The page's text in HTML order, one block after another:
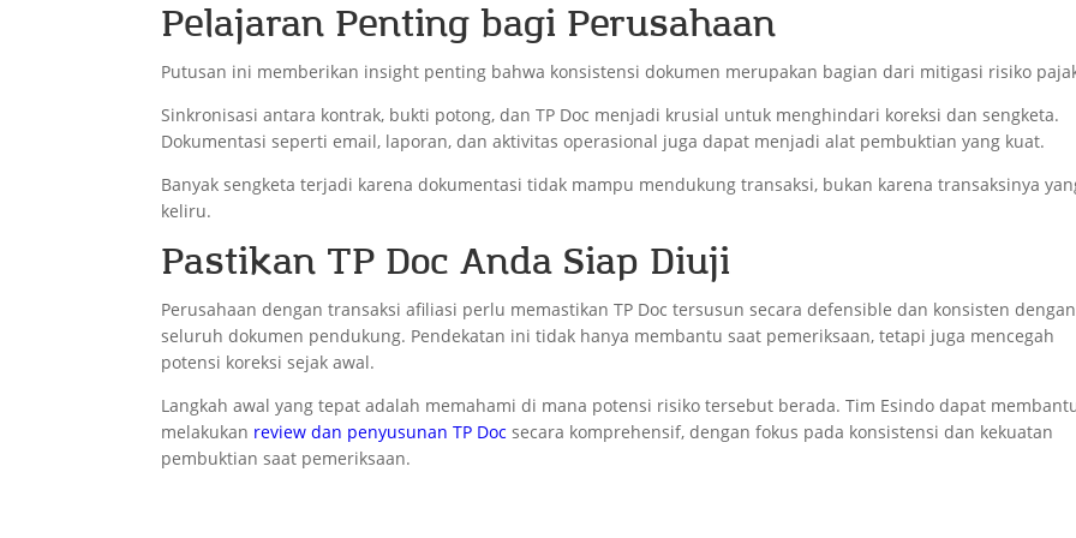
Pelajaran Penting bagi Perusahaan
Putusan ini memberikan insight penting bahwa konsistensi dokumen merupakan bagian dari mitigasi risiko
Sinkronisasi antara kontrak, bukti potong, dan TP Doc menjadi krusial untuk menghindari koreksi dan sengketa.
Dokumentasi seperti email, laporan, dan aktivitas operasional juga dapat menjadi alat pembuktian yang kuat.
Banyak sengketa terjadi karena dokumentasi tidak mampu mendukung transaksi, bukan karena transaksinya
keliru.
Pastikan TP Doc Anda Siap Diuji
Perusahaan dengan transaksi afiliasi perlu memastikan TP Doc tersusun secara defensible dan konsisten dengan
seluruh dokumen pendukung. Pendekatan ini tidak hanya membantu saat pemeriksaan, tetapi juga mencegah
potensi koreksi sejak awal.
Langkah awal yang tepat adalah memahami di mana potensi risiko tersebut berada. Tim Esindo dapat
melakukan review dan penyusunan TP Doc secara komprehensif, dengan fokus pada konsistensi dan kekuatan
pembuktian saat pemeriksaan.